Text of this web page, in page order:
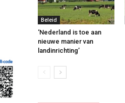
Beleid
‘Nederland is toe aan
nieuwe manier van
landinrichting’